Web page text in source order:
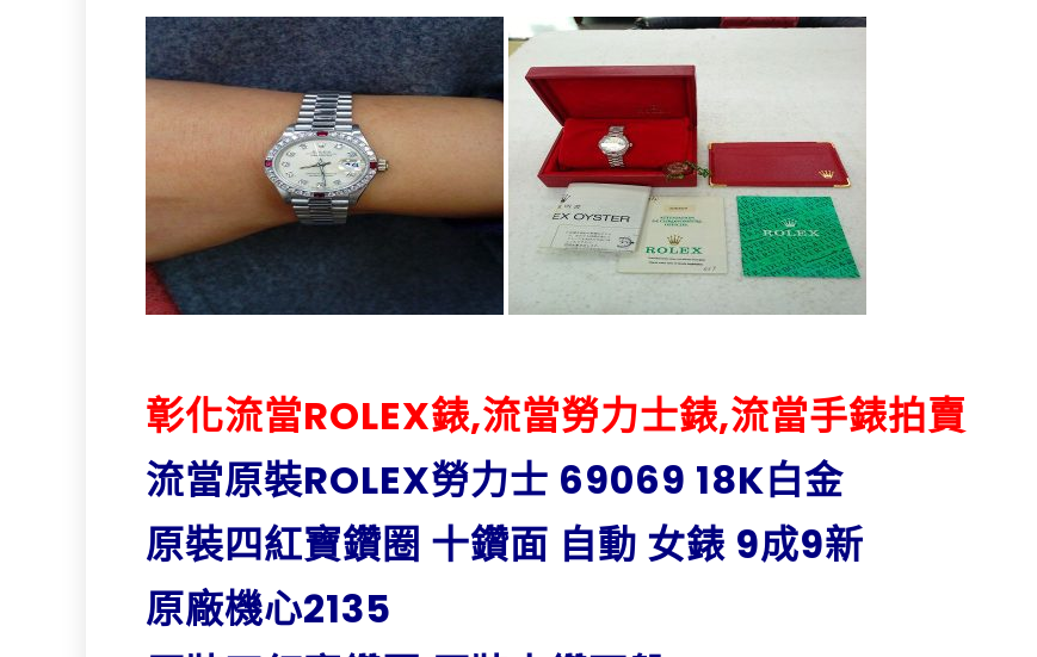
彰化流當ROLEX錶,流當勞力士錶,流當手錶拍賣
流當原裝ROLEX勞力士 69069 18K白金
原裝四紅寶鑽圈 十鑽面 自動 女錶 9成9新
原廠機心2135